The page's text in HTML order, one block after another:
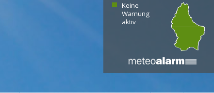
Keine
Warnung
aktiv